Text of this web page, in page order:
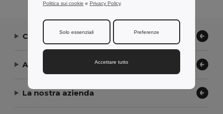
Contattaci
Aiuto or Assistenza
La nostra azienda
Politica sui cookie e Privacy Policy.
Solo essenziali Preferenze
Accettare tutto